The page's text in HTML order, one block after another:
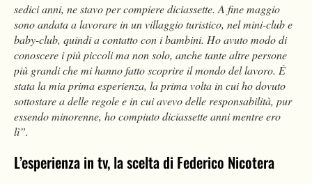
sedici anni, ne stavo per compiere diciassette. A fine maggio
sono andata a lavorare in un villaggio turistico, nel mini-club e
baby-club, quindi a contatto con i bambini. Ho avuto modo di
conoscere i più piccoli ma non solo, anche tante altre persone
più grandi che mi hanno fatto scoprire il mondo del lavoro. È
stata la mia prima esperienza, la prima volta in cui ho dovuto
sottostare a delle regole e in cui avevo delle responsabilità, pur
essendo minorenne, ho compiuto diciassette anni mentre ero
lì”.
L’esperienza in tv, la scelta di Federico Nicotera